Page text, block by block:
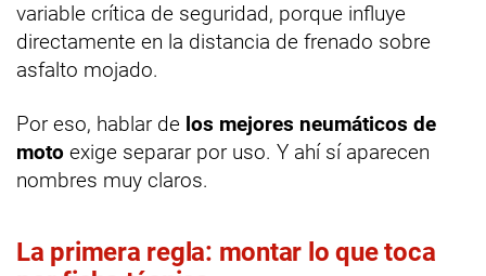
variable crítica de seguridad, porque influye
directamente en la distancia de frenado sobre
asfalto mojado.
Por eso, hablar de los mejores neumáticos de
moto exige separar por uso. Y ahí sí aparecen
nombres muy claros.
La primera regla: montar lo que toca